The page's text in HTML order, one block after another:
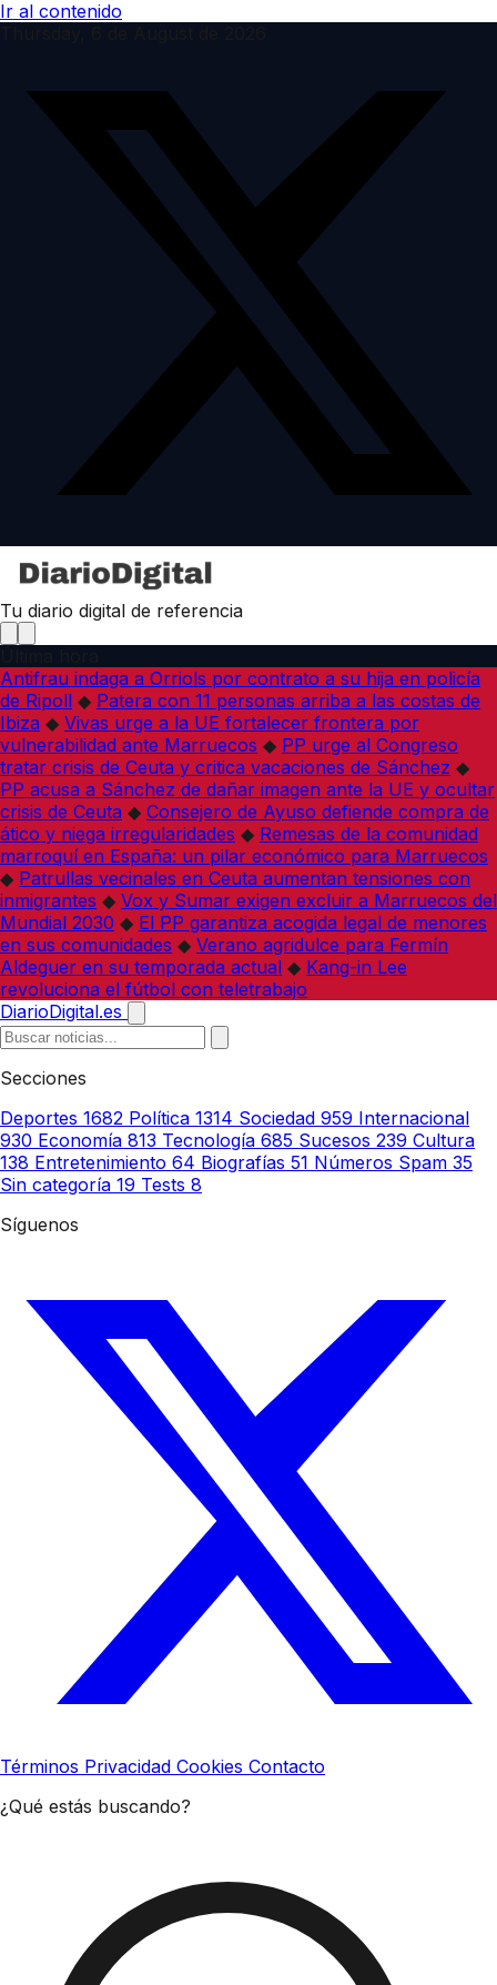
Ir al contenido
Tu diario digital de referencia
Antifrau indaga a Orriols por contrato a su hija en policía
de Ripoll ◆ Patera con 11 personas arriba a las costas de
Ibiza ◆ Vivas urge a la UE fortalecer frontera por
vulnerabilidad ante Marruecos ◆ PP urge al Congreso
tratar crisis de Ceuta y critica vacaciones de Sánchez ◆
PP acusa a Sánchez de dañar imagen ante la UE y ocultar
crisis de Ceuta ◆ Consejero de Ayuso defiende compra de
ático y niega irregularidades ◆ Remesas de la comunidad
marroquí en España: un pilar económico para Marruecos
◆ Patrullas vecinales en Ceuta aumentan tensiones con
inmigrantes ◆ Vox y Sumar exigen excluir a Marruecos del
Mundial 2030 ◆ El PP garantiza acogida legal de menores
en sus comunidades ◆ Verano agridulce para Fermín
Aldeguer en su temporada actual ◆ Kang-in Lee
revoluciona el fútbol con teletrabajo
DiarioDigital.es
Secciones
Deportes 1682 Política 1314 Sociedad 959 Internacional
930 Economía 813 Tecnología 685 Sucesos 239 Cultura
138 Entretenimiento 64 Biografías 51 Números Spam 35
Sin categoría 19 Tests 8
Síguenos
Términos Privacidad Cookies Contacto
¿Qué estás buscando?